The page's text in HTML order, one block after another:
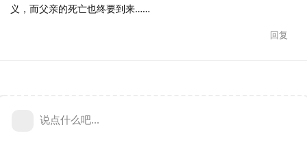
义，而父亲的死亡也终要到来……
回复
说点什么吧...